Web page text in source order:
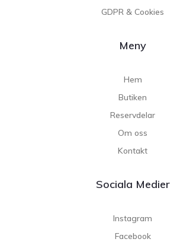
GDPR & Cookies
Meny
Hem
Butiken
Reservdelar
Om oss
Kontakt
Sociala Medier
Instagram
Facebook